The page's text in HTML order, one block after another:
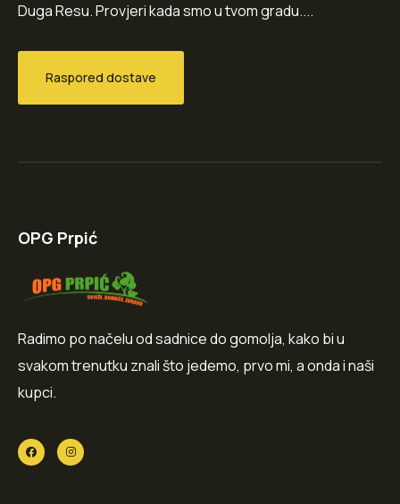
Duga Resu. Provjeri kada smo u tvom gradu....
Raspored dostave
OPG Prpić
Radimo po načelu od sadnice do gomolja, kako bi u
svakom trenutku znali što jedemo, prvo mi, a onda i naši
kupci.